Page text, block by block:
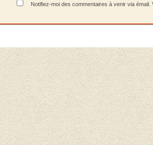
Notifiez-moi des commentaires à venir via émail.